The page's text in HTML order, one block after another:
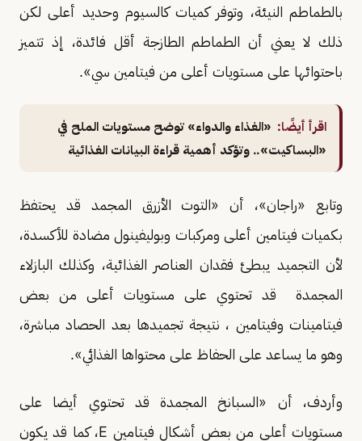
بالطماطم النيئة، وتوفر كميات كالسيوم وحديد أعلى لكن
ذلك لا يعني أن الطماطم الطازجة أقل فائدة، إذ تتميز
باحتوائها على مستويات أعلى من فيتامين سي».
اقرأ أيضًا: «الغذاء والدواء» توضح مستويات الملح في
«البساكيت».. وتؤكد أهمية قراءة البيانات الغذائية
وتابع «راجان»، أن «التوت الأزرق المجمد قد يحتفظ
بكميات فيتامين أعلى ومركبات وبوليفينول مضادة للأكسدة،
لأن التجميد يبطئ فقدان العناصر الغذائية، وكذلك البازلاء
المجمدة قد تحتوي على مستويات أعلى من بعض
فيتامينات وفيتامين ، نتيجة تجميدها بعد الحصاد مباشرة،
وهو ما يساعد على الحفاظ على محتواها الغذائي».
وأردف، أن «السبانخ المجمدة قد تحتوي أيضا على
مستويات أعلى من بعض أشكال فيتامين E، كما قد يكون